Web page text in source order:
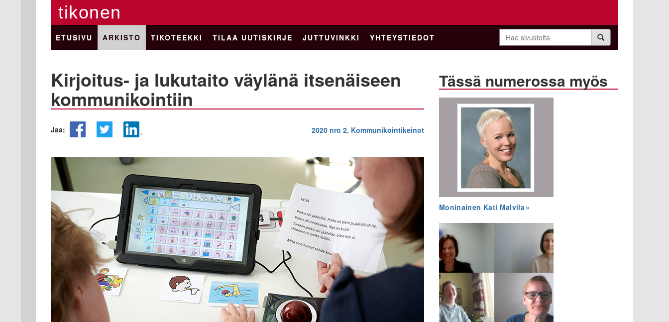
tikonen
ETUSIVU ARKISTO TIKOTEEKKI TILAA UUTISKIRJE JUTTUVINKKI YHTEYSTIEDOT
Hae
sivustolta
Kirjoitus- ja lukutaito väylänä itsenäiseen
kommunikointiin
Jaa: 2020 nro 2, Kommunikointikeinot
Tässä numerossa myös
Moninainen Kati Malvila